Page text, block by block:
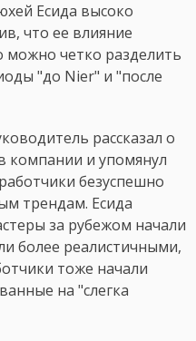
Есида высоко
что ее влияние
можно четко разделить
"до Nier" и "после
рассказал о
компании и упомянул
безуспешно
трендам. Есида
за рубежом начали
более реалистичными,
тоже начали
на "слегка